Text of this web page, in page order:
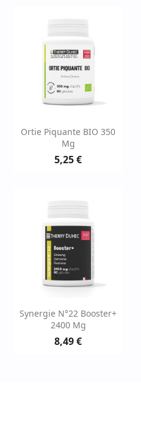
Ortie Piquante BIO 350
Mg
5,25 €
Synergie N°22 Booster+
2400 Mg
8,49 €